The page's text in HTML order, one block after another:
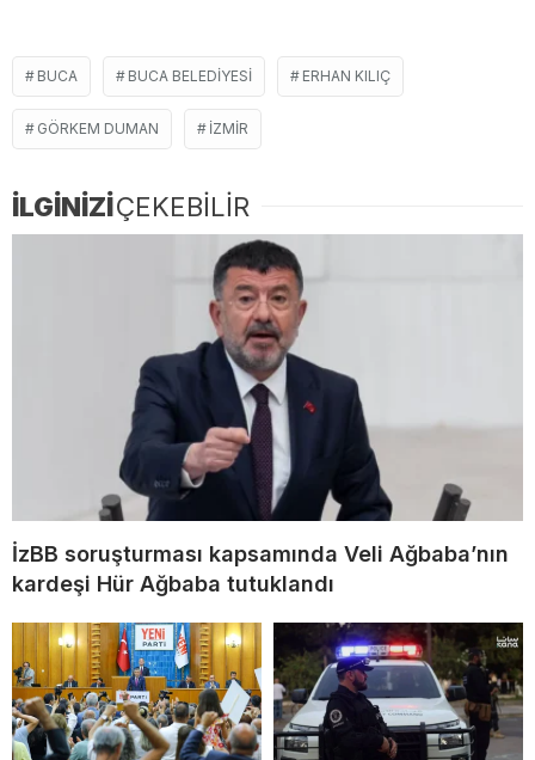
BUCA BUCA BELEDIYESI ERHAN KILIÇ
GÖRKEM DUMAN IZMIR
İLGİNİZİÇEKEBİLİR
İzBB soruşturması kapsamında Veli Ağbaba’nın
kardeşi Hür Ağbaba tutuklandı